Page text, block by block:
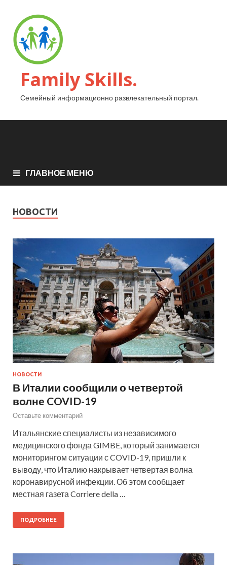
Family Skills.
Семейный информационно развлекательный портал.
ГЛАВНОЕ МЕНЮ
НОВОСТИ
НОВОСТИ
В Италии сообщили о четвертой
волне COVID-19
Оставьте комментарий
Итальянские специалисты из независимого
медицинского фонда GIMBE, который занимается
мониторингом ситуации с COVID-19, пришли к
выводу, что Италию накрывает четвертая волна
коронавирусной инфекции. Об этом сообщает
местная газета Corriere della …
ПОДРОБНЕЕ